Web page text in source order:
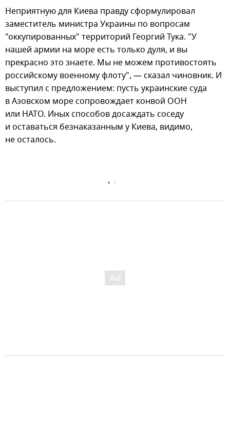
Неприятную для Киева правду сформулировал
заместитель министра Украины по вопросам
"оккупированных" территорий Георгий Тука. "У
нашей армии на море есть только дуля, и вы
прекрасно это знаете. Мы не можем противостоять
российскому военному флоту", — сказал чиновник. И
выступил с предложением: пусть украинские суда
в Азовском море сопровождает конвой ООН
или НАТО. Иных способов досаждать соседу
и оставаться безнаказанным у Киева, видимо,
не осталось.